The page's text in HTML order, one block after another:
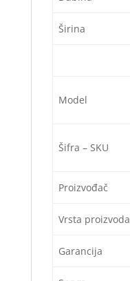
Širina
Model
Šifra – SKU
Proizvođač
Vrsta proizvoda
Garancija